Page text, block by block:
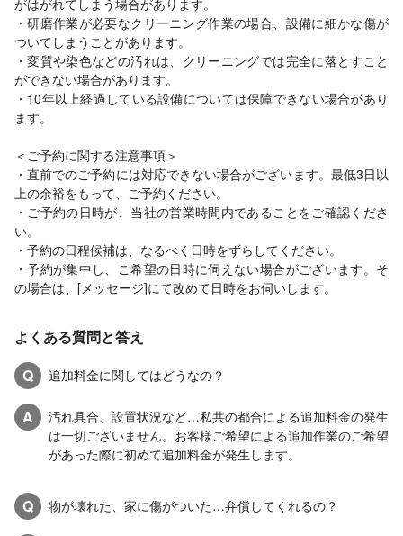
がはがれてしまう場合があります。
・研磨作業が必要なクリーニング作業の場合、設備に細かな傷が
ついてしまうことがあります。
・変質や染色などの汚れは、クリーニングでは完全に落とすこと
ができない場合があります。
・10年以上経過している設備については保障できない場合があり
ます。
＜ご予約に関する注意事項＞
・直前でのご予約には対応できない場合がございます。最低3日以
上の余裕をもって、ご予約ください。
・ご予約の日時が、当社の営業時間内であることをご確認くださ
い。
・予約の日程候補は、なるべく日時をずらしてください。
・予約が集中し、ご希望の日時に伺えない場合がございます。そ
の場合は、[メッセージ]にて改めて日時をお伺いします。
よくある質問と答え
Q
追加料金に関してはどうなの？
A
汚れ具合、設置状況など…私共の都合による追加料金の発生
は一切ございません。お客様ご希望による追加作業のご希望
があった際に初めて追加料金が発生します。
Q 物が壊れた、家に傷がついた…弁償してくれるの？